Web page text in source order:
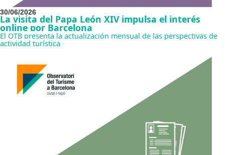
30/06/2026
La visita del Papa León XIV impulsa el interés
online por Barcelona
El OTB presenta la actualización mensual de las perspectivas de
actividad turística